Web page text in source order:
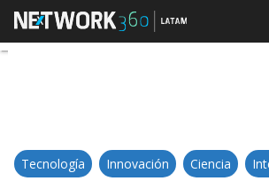
Colombia
Tecnología Innovación Ciencia